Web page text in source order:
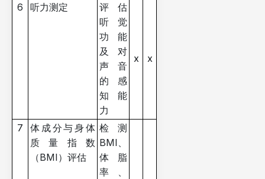
6 听力测定
评估
听觉
功能
及对
声音
的感
知能
力
x x
7
体成分与身体
质量指数
（BMI）评估
检测
BMI、
体脂
率、